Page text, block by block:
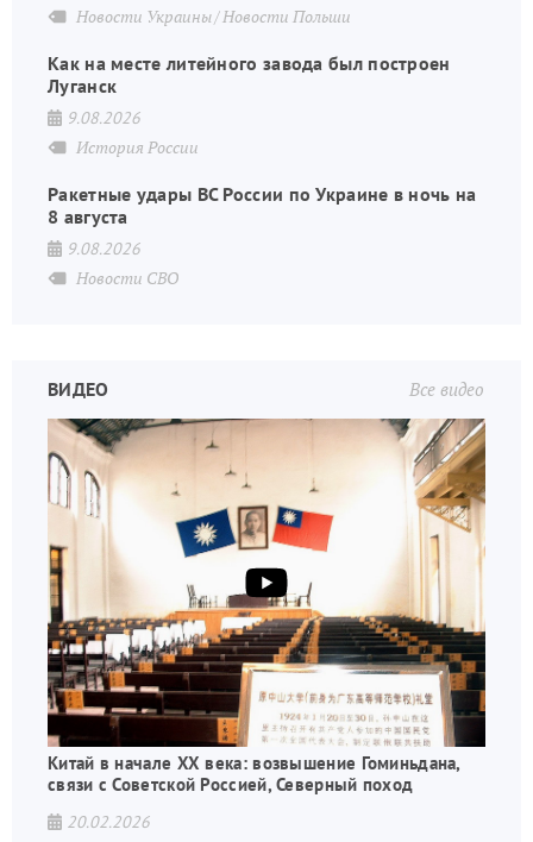
Новости Украины Новости Польши
Как на месте литейного завода был построен
Луганск
9.08.2026
История России
Ракетные удары ВС России по Украине в ночь на
8 августа
9.08.2026
Новости СВО
Все видео
ВИДЕО
Китай в начале XX века: возвышение Гоминьдана,
связи с Советской Россией, Северный поход
20.02.2026